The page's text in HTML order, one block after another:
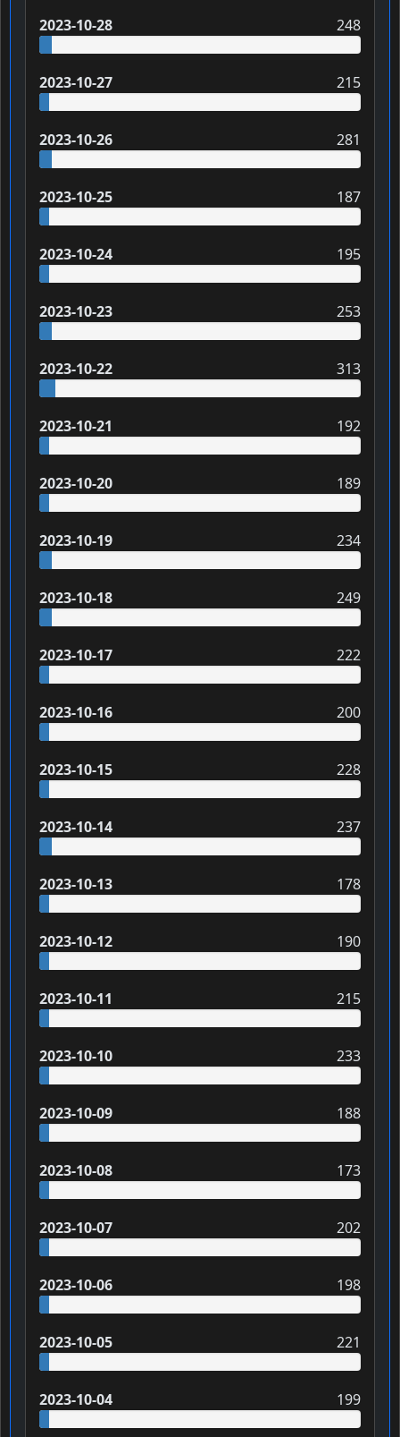
2023-10-28 248
2023-10-27 215
2023-10-26 281
2023-10-25 187
2023-10-24 195
2023-10-23 253
2023-10-22 313
2023-10-21 192
2023-10-20 189
2023-10-19 234
2023-10-18 249
2023-10-17 222
2023-10-16 200
2023-10-15 228
2023-10-14 237
2023-10-13 178
2023-10-12 190
2023-10-11 215
2023-10-10 233
2023-10-09 188
2023-10-08 173
2023-10-07 202
2023-10-06 198
2023-10-05 221
2023-10-04 199